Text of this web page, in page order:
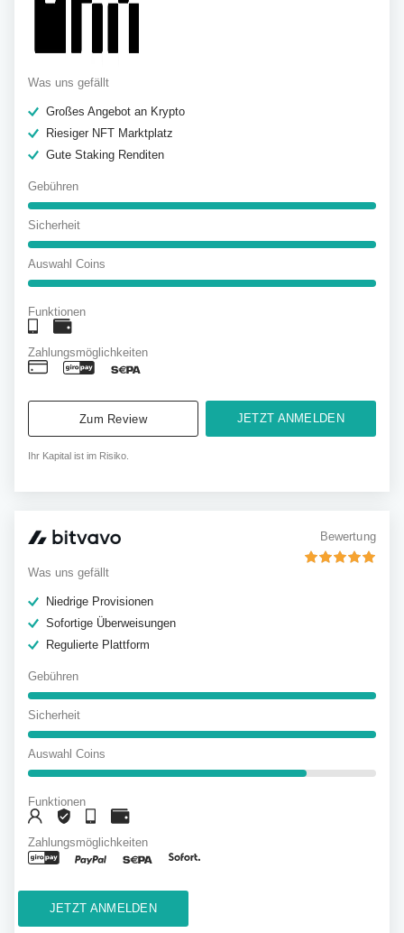
Was uns gefällt
Großes Angebot an Krypto
Riesiger NFT Marktplatz
Gute Staking Renditen
Gebühren
Sicherheit
Auswahl Coins
Funktionen
Zahlungsmöglichkeiten
Zum Review JETZT ANMELDEN
Ihr Kapital ist im Risiko.
Bewertung
Was uns gefällt
Niedrige Provisionen
Sofortige Überweisungen
Regulierte Plattform
Gebühren
Sicherheit
Auswahl Coins
Funktionen
Zahlungsmöglichkeiten
JETZT ANMELDEN